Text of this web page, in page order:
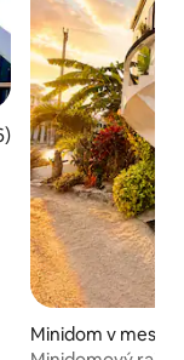
ohodnotenie 4,99 z
Minidom v meste